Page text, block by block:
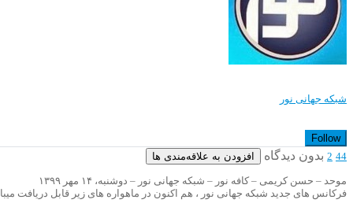
شبکه جهانی نور
Follow
44
2 بدون دیدگاه افزودن به علاقه‌مندی ها
موحد – حسن کریمی – کافه نور – شبکه جهانی نور – دوشنبه، ۱۴ مهر ۱۳۹۹
فرکانس های جدید شبکه جهانی نور ، هم اکنون در ماهواره های زیر قابل دریافت